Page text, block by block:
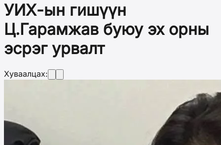
УИХ-ын гишүүн
Ц.Гарамжав буюу эх орны
эсрэг урвалт
Хуваалцах: